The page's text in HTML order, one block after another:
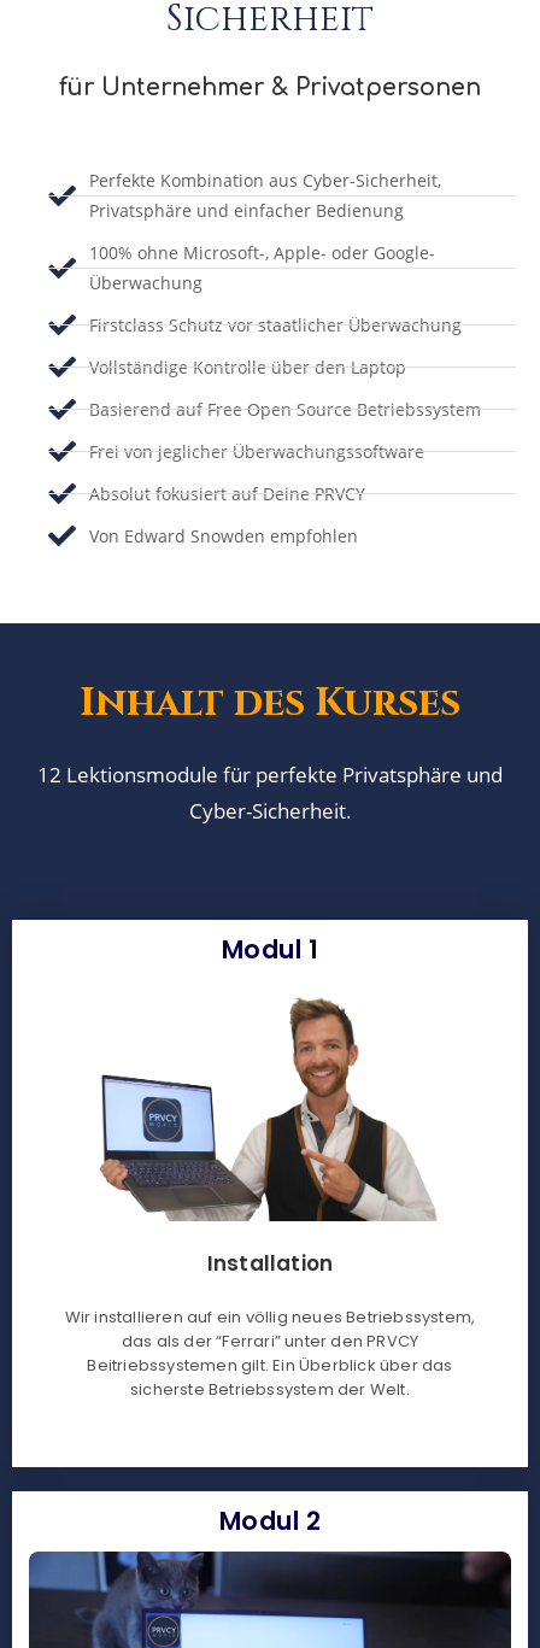
Sicherheit
für Unternehmer & Privatpersonen
Perfekte Kombination aus Cyber-Sicherheit,
Privatsphäre und einfacher Bedienung
100% ohne Microsoft-, Apple- oder Google-
Überwachung
Firstclass Schutz vor staatlicher Überwachung
Vollständige Kontrolle über den Laptop
Basierend auf Free Open Source Betriebssystem
Frei von jeglicher Überwachungssoftware
Absolut fokusiert auf Deine PRVCY
Von Edward Snowden empfohlen
Inhalt des Kurses
12 Lektionsmodule für perfekte Privatsphäre und
Cyber-Sicherheit.
Modul 1
Installation
Wir installieren auf ein völlig neues Betriebssystem,
das als der “Ferrari” unter den PRVCY
Beitriebssystemen gilt. Ein Überblick über das
sicherste Betriebssystem der Welt.
Modul 2